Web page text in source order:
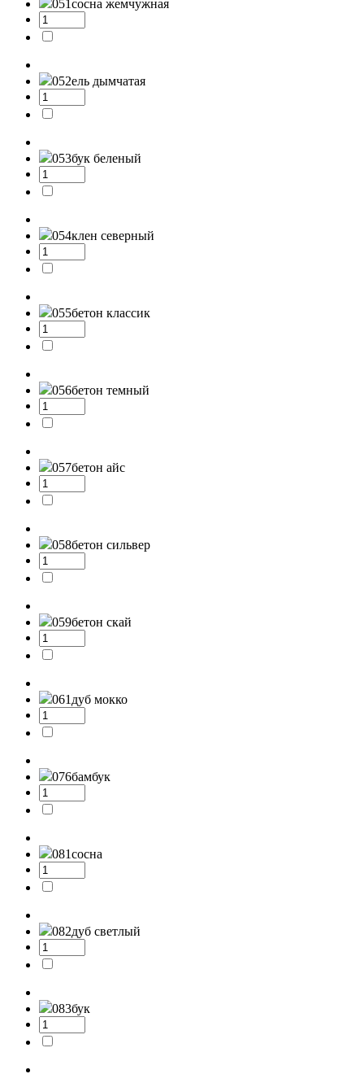
051 сосна жемчужная
052ель дымчатая
053бук беленый
054клен северный
055бетон классик
056бетон темный
057бетон айс
058бетон сильвер
059бетон скай
061 дуб мокко
076бамбук
081сосна
082дуб светлый
083бук